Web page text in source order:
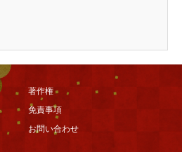
著作権
免責事項
お問い合わせ